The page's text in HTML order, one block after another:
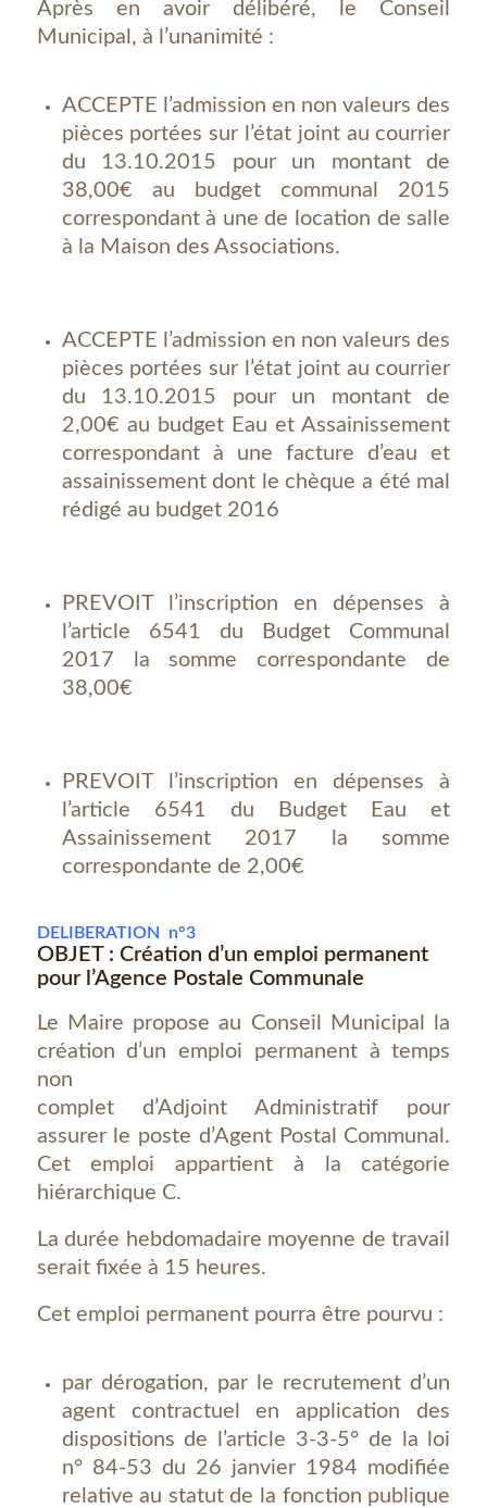
Après en avoir délibéré, le Conseil
Municipal, à l’unanimité :
ACCEPTE l’admission en non valeurs des
pièces portées sur l’état joint au courrier
du 13.10.2015 pour un montant de
38,00€ au budget communal 2015
correspondant à une de location de salle
à la Maison des Associations.
ACCEPTE l’admission en non valeurs des
pièces portées sur l’état joint au courrier
du 13.10.2015 pour un montant de
2,00€ au budget Eau et Assainissement
correspondant à une facture d’eau et
assainissement dont le chèque a été mal
rédigé au budget 2016
PREVOIT l’inscription en dépenses à
l’article 6541 du Budget Communal
2017 la somme correspondante de
38,00€
PREVOIT l’inscription en dépenses à
l’article 6541 du Budget Eau et
Assainissement 2017 la somme
correspondante de 2,00€
DELIBERATION n°3
OBJET : Création d’un emploi permanent
pour l’Agence Postale Communale
Le Maire propose au Conseil Municipal la
création d’un emploi permanent à temps
non
complet d’Adjoint Administratif pour
assurer le poste d’Agent Postal Communal.
Cet emploi appartient à la catégorie
hiérarchique C.
La durée hebdomadaire moyenne de travail
serait fixée à 15 heures.
Cet emploi permanent pourra être pourvu :
par dérogation, par le recrutement d’un
agent contractuel en application des
dispositions de l’article 3-3-5° de la loi
n° 84-53 du 26 janvier 1984 modifiée
relative au statut de la fonction publique